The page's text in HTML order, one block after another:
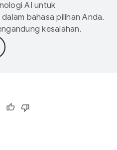
AI untuk
bahasa pilihan Anda.
kesalahan.